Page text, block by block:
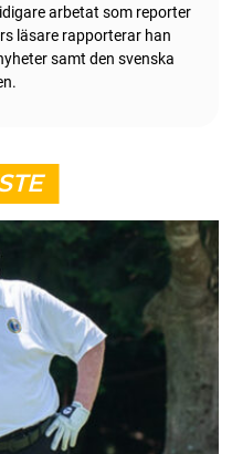
arbetat som reporter
läsare rapporterar han
samt den svenska